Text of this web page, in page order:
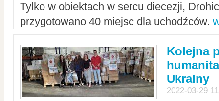
Tylko w obiektach w sercu diecezji,
przygotowano 40 miejsc dla uchodźców.
Kolejna
Ukrainy
2022-03-29